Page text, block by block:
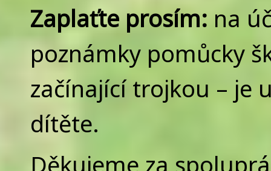
Zaplaťte prosím: na
poznámky pomůcky
začínající trojkou – je
dítěte.
Děkujeme za